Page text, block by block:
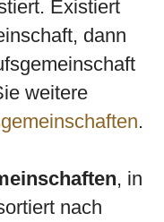
Existiert
dann
weitere
.
, in
nach